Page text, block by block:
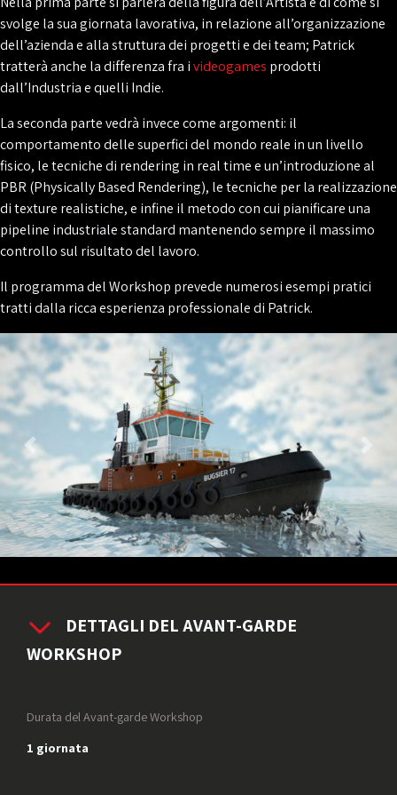
svolge la sua giornata lavorativa, in relazione all’organizzazione
dell’azienda e alla struttura dei progetti e dei team; Patrick
tratterà anche la differenza fra ivideogames prodotti
dall’Industria e quelli Indie.
La seconda parte vedrà invece come argomenti: il
comportamento delle superfici del mondo reale in un livello
fisico, le tecniche di rendering in real time e un’introduzione al
PBR (Physically Based Rendering), le tecniche per la realizzazione
di texture realistiche, e infine il metodo con cui pianificare una
pipeline industriale standard mantenendo sempre il massimo
controllo sul risultato del lavoro.
Il programma del Workshop prevede numerosi esempi pratici
tratti dalla ricca esperienza professionale di Patrick.
DETTAGLI DEL AVANT-GARDE
WORKSHOP
Durata del Avant-garde Workshop
1 giornata